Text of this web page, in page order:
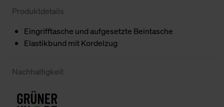
Produktdetails
Eingrifftasche und aufgesetzte Beintasche
Elastikbund mit Kordelzug
Nachhaltigkeit